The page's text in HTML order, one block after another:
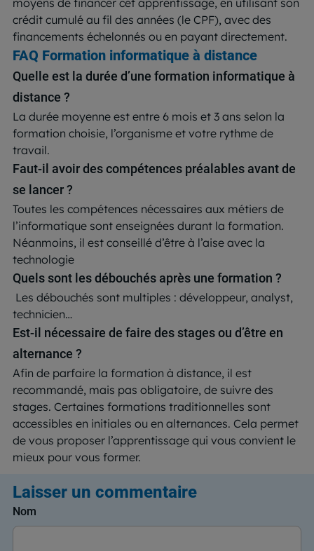
crédit cumulé au fil des années (le CPF), avec des
financements échelonnés ou en payant directement.
FAQ Formation informatique à distance
Quelle est la durée d’une formation informatique à
distance ?
La durée moyenne est entre 6 mois et 3 ans selon la
formation choisie, l’organisme et votre rythme de
travail.
Faut-il avoir des compétences préalables avant de
se lancer ?
Toutes les compétences nécessaires aux métiers de
l’informatique sont enseignées durant la formation.
Néanmoins, il est conseillé d’être à l’aise avec la
technologie
Quels sont les débouchés après une formation ?
Les débouchés sont multiples : développeur, analyst,
technicien…
Est-il nécessaire de faire des stages ou d’être en
alternance ?
Afin de parfaire la formation à distance, il est
recommandé, mais pas obligatoire, de suivre des
stages. Certaines formations traditionnelles sont
accessibles en initiales ou en alternances. Cela permet
de vous proposer l’apprentissage qui vous convient le
mieux pour vous former.
Laisser un commentaire
Nom